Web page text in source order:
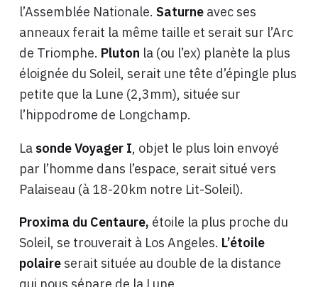
l’Assemblée Nationale. Saturneavec ses
anneaux ferait la même taille et serait sur l’Arc
de Triomphe. Pluton la (ou l’ex) planète la plus
éloignée du Soleil, serait une tête d’épingle plus
petite que la Lune (2,3mm), située sur
l’hippodrome de Longchamp.
La sonde Voyager I, objet le plus loin envoyé
par l’homme dans l’espace, serait situé vers
Palaiseau (à 18-20km notre Lit-Soleil).
Proxima du Centaure, étoile la plus proche du
Soleil, se trouverait à Los Angeles. L’étoile
polaireserait située au double de la distance